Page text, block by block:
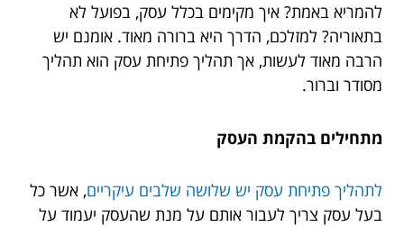
להמריא באמת? איך מקימים בכלל עסק, בפועל לא
בתאוריה? למזלכם, הדרך היא ברורה מאוד. אומנם יש
הרבה מאוד לעשות, אך תהליך פתיחת עסק הוא תהליך
מסודר וברור.
מתחילים בהקמת העסק
לתהליך פתיחת עסק יש שלושה שלבים עיקריים, אשר כל
בעל עסק צריך לעבור אותם על מנת שהעסק יעמוד על